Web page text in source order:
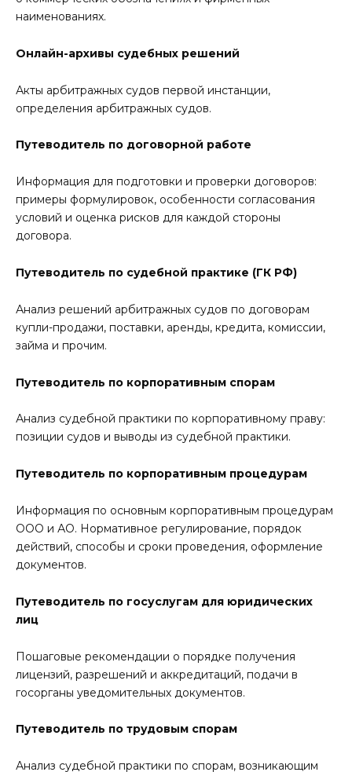
наименованиях.
Онлайн-архивы судебных решений
Акты арбитражных судов первой инстанции,
определения арбитражных судов.
Путеводитель по договорной работе
Информация для подготовки и проверки договоров:
примеры формулировок, особенности согласования
условий и оценка рисков для каждой стороны
договора.
Путеводитель по судебной практике (ГК РФ)
Анализ решений арбитражных судов по договорам
купли-продажи, поставки, аренды, кредита, комиссии,
займа и прочим.
Путеводитель по корпоративным спорам
Анализ судебной практики по корпоративному праву:
позиции судов и выводы из судебной практики.
Путеводитель по корпоративным процедурам
Информация по основным корпоративным процедурам
ООО и АО. Нормативное регулирование, порядок
действий, способы и сроки проведения, оформление
документов.
Путеводитель по госуслугам для юридических
лиц
Пошаговые рекомендации о порядке получения
лицензий, разрешений и аккредитаций, подачи в
госорганы уведомительных документов.
Путеводитель по трудовым спорам
Анализ судебной практики по спорам, возникающим